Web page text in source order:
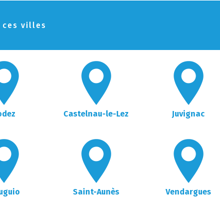
villes
Castelnau-le-Lez Juvignac
Saint-Aunès Vendargues